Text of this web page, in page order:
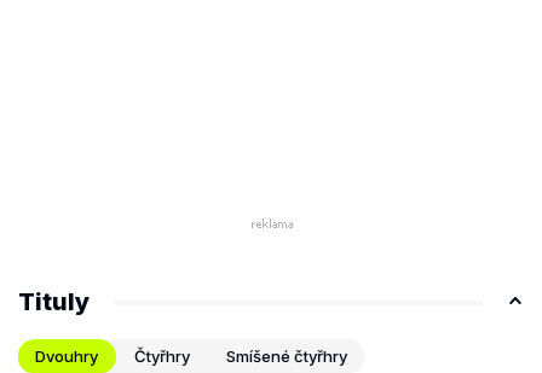
Tituly
Dvouhry Čtyřhry Smíšené čtyřhry